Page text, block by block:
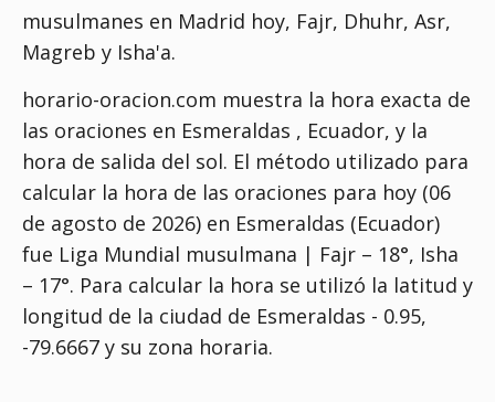
musulmanes en Madrid hoy, Fajr, Dhuhr, Asr,
Magreb y Isha'a.
horario-oracion.com muestra la hora exacta de
las oraciones en Esmeraldas , Ecuador, y la
hora de salida del sol. El método utilizado para
calcular la hora de las oraciones para hoy (06
de agosto de 2026) en Esmeraldas (Ecuador)
fue Liga Mundial musulmana | Fajr – 18°, Isha
– 17°. Para calcular la hora se utilizó la latitud y
longitud de la ciudad de Esmeraldas - 0.95,
-79.6667 y su zona horaria.